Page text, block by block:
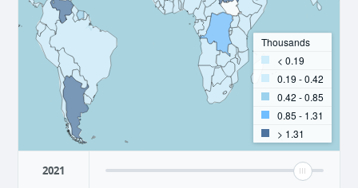
Thousands
< 0.19
0.19 - 0.42
0.42 - 0.85
0.85 - 1.31
> 1.31
2021